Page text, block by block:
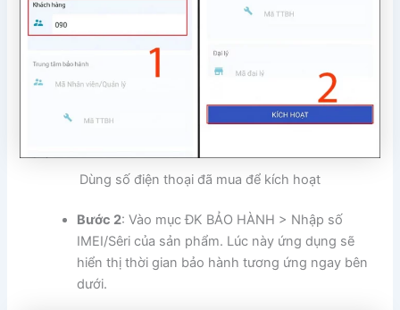
Dùng số điện thoại đã mua để kích hoạt
Bước 2: Vào mục ĐK BẢO HÀNH > Nhập số
IMEI/Sêri của sản phẩm. Lúc này ứng dụng sẽ
hiển thị thời gian bảo hành tương ứng ngay bên
dưới.